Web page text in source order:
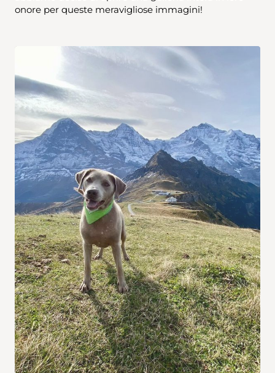
onore per queste meravigliose immagini!